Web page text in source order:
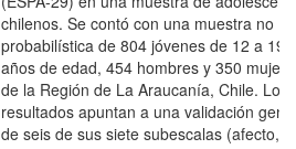
chilenos. Se contó con una muestra no
probabilística de 804 jóvenes de 12 a 19
años de edad, 454 hombres y 350
de la Región de La Araucanía, Chile. Los
resultados apuntan a una validación
de seis de sus siete subescalas (afecto,